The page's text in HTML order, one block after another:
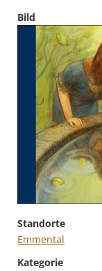
Bild
Standorte
Emmental
Kategorie